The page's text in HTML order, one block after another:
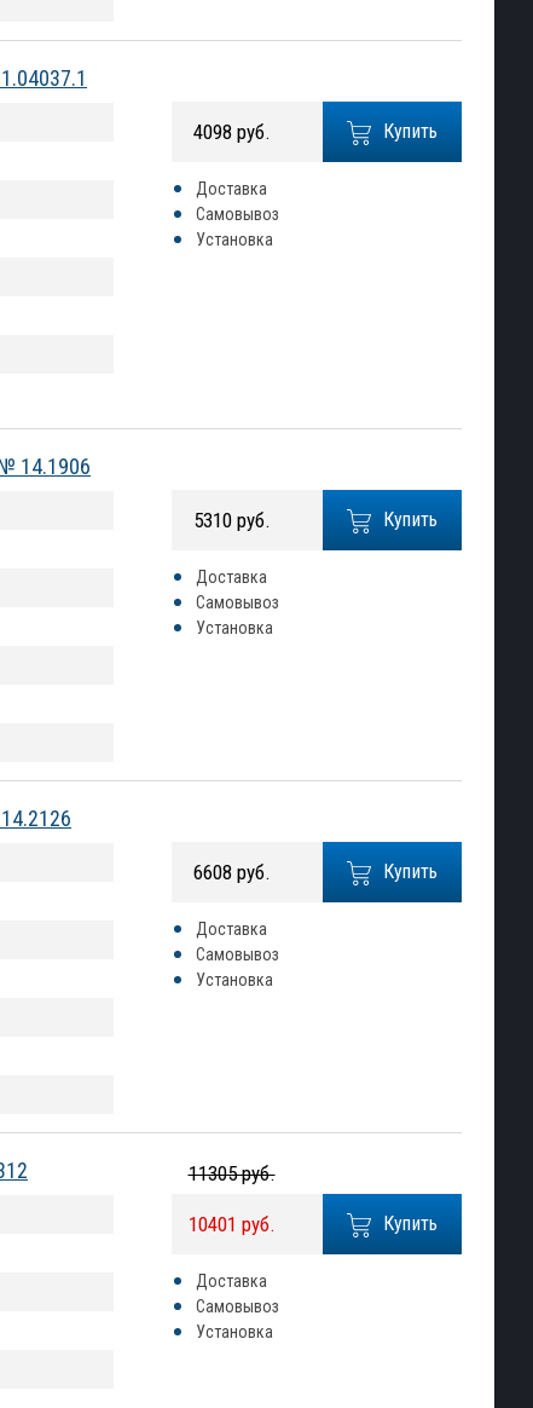
Купить
4098 руб.
Доставка
Самовывоз
Установка
14.1906
Купить
5310 руб.
Доставка
Самовывоз
Установка
Купить
6608 руб.
Доставка
Самовывоз
Установка
Купить
11305 руб.
10401 руб.
Доставка
Самовывоз
Установка